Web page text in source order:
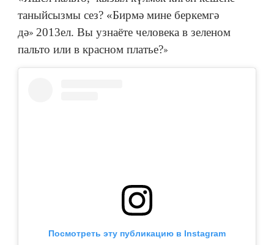
таныйсызмы сез? «Бирмә мине беркемгә
дә» 2013ел. Вы узнаёте человека в зеленом
пальто или в красном платье?»
Посмотреть эту публикацию в Instagram